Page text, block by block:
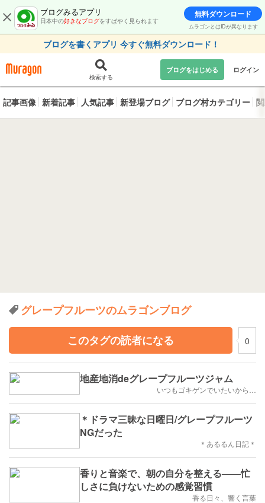
ブログみるアプリ
日本中の好きなブログをすばやく見られます
無料ダウンロード
ムラゴンとはIDが異なります
ブログを書くアプリ 今すぐ無料ダウンロード！
検索する
ブログをはじめる ログイン
記事画像 新着記事 人気記事 新登場ブログ ブログ村カテゴリー
グレープフルーツのムラゴンブログ
このタグの読者になる
0
地産地消deグレープフルーツジャム
いつもゴキゲンでいたいから…
＊ドラマ三昧な日曜日/グレープフルーツ
NGだった
＊あるるん日記＊
香りと音楽で、朝の自分を整える——忙
しさに負けないための感覚習慣
香る日々、響く言葉